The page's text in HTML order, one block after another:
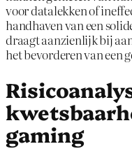
voor datalekken of
handhaven van een
draagt aanzienlijk bij
het bevorderen van een
gaming